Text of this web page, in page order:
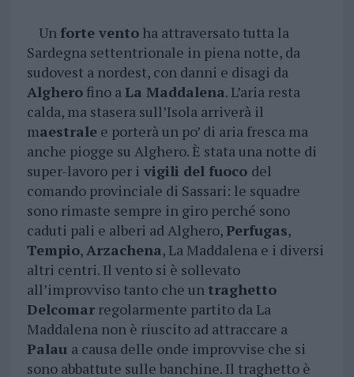
Un forte ventoha attraversato tutta la
Sardegna settentrionale in piena notte, da
sudovest a nordest, con danni e disagi da
Algherofino aLa Maddalena. L’aria resta
calda, ma stasera sull’Isola arriverà il
maestralee porterà un po’ di aria fresca ma
anche piogge su Alghero. È stata una notte di
super-lavoro per i vigili del fuoco del
comando provinciale di Sassari: le squadre
sono rimaste sempre in giro perché sono
caduti pali e alberi ad Alghero,Perfugas,
Tempio,Arzachena, La Maddalena e i diversi
altri centri. Il vento si è sollevato
all’improvviso tanto che un traghetto
Delcomarregolarmente partito da La
Maddalena non è riuscito ad attraccare a
Palau a causa delle onde improvvise che si
sono abbattute sulle banchine. Il traghetto è